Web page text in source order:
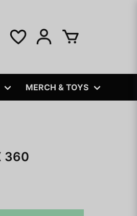
MERCH & TOYS
360